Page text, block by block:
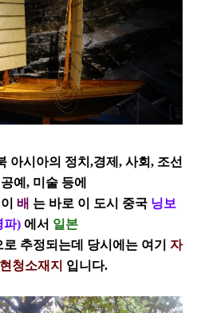
아시아의 정치,경제, 사회, 조선
예, 미술 등에
배 는 바로 이 도시 중국 닝보
파) 에서 일본
추정되는데 당시에는 여기 자
청소재지 입니다.